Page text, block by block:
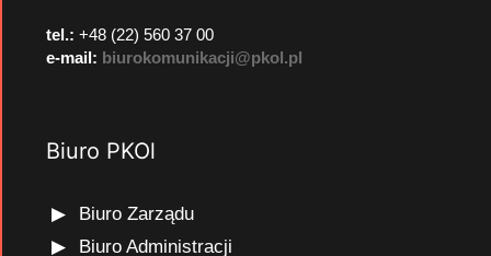
tel.: +48 (22) 560 37 00
e-mail: biurokomunikacji@pkol.pl
Biuro PKOl
Biuro Zarządu
Biuro Administracji